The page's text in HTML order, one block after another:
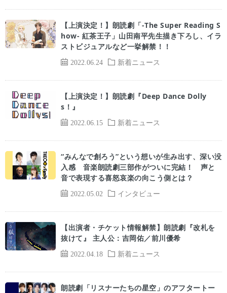
2022.06.24 新着ニュース
【上演決定！】朗読劇「-The Super Reading S
how- 紅茶王子」山田南平先生描き下ろし、イラ
ストビジュアルなど一挙解禁！！
2022.06.15 新着ニュース
【上演決定！】朗読劇『Deep Dance Dolly
s！』
2022.05.02 インタビュー
“みんなで創ろう”という想いが生み出す、深い没
入感 音楽朗読劇三部作がついに完結！ 声と
音で表現する喜怒哀楽の向こう側とは？
2022.04.18 新着ニュース
【出演者・チケット情報解禁】朗読劇『改札を
抜けて』 主人公：吉岡佑／前川優希
朗読劇「リスナーたちの星空」のアフタートー